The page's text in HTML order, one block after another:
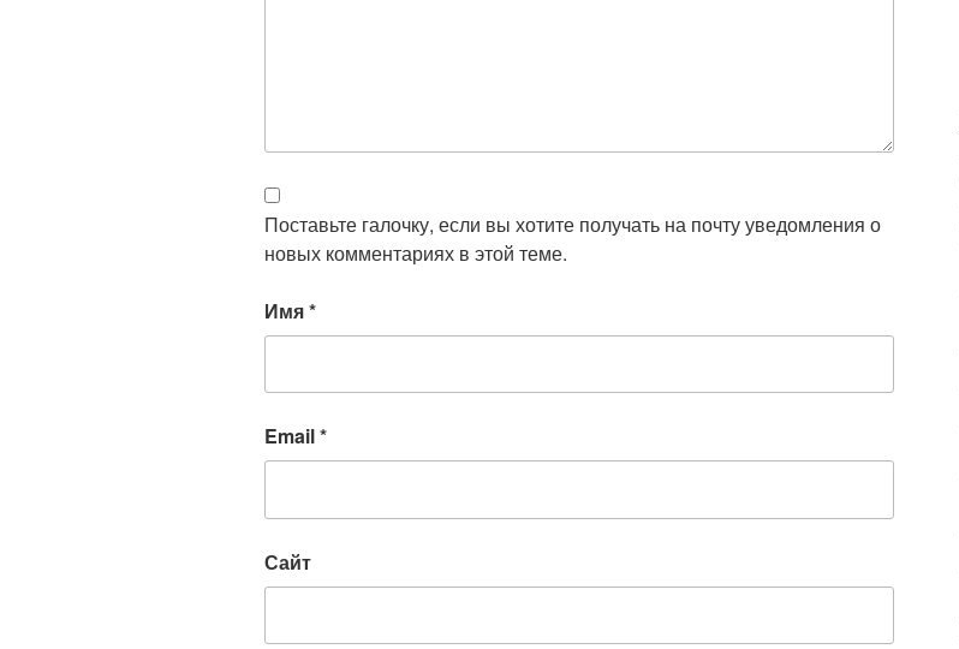
Поставьте галочку, если вы хотите получать на почту уведомления о
новых комментариях в этой теме.
Имя*
Email*
Сайт